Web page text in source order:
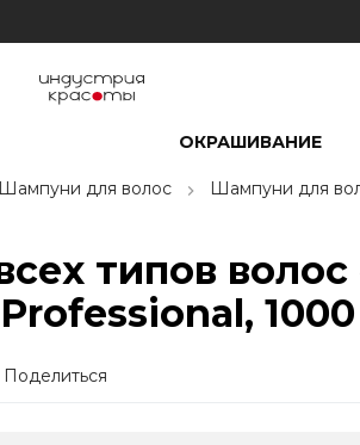
ОКРАШИВАНИЕ
Шампуни для волос Шампуни для
типов
Поделиться